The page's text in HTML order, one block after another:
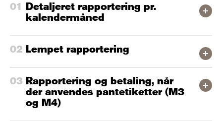
Detaljeret rapportering pr.
kalendermåned
Lempet rapportering
Rapportering og betaling, når
der anvendes pantetiketter (M3
og M4)